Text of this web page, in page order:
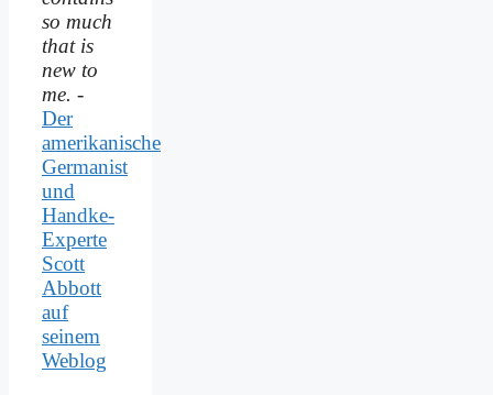
so much
that is
new to
me. -
Der
amerikanische
Germanist
und
Handke-
Experte
Scott
Abbott
auf
seinem
Weblog